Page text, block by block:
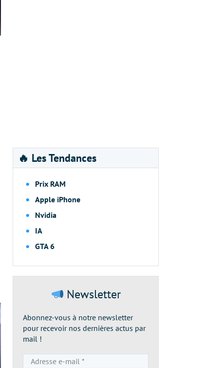
🔥 Les Tendances
Prix RAM
Apple iPhone
Nvidia
IA
GTA 6
Newsletter
Abonnez-vous à notre newsletter
pour recevoir nos dernières actus par
mail !